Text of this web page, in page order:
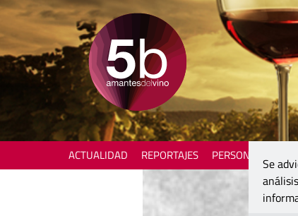
ACTUALIDAD REPORTAJES PERSONAJES
Se